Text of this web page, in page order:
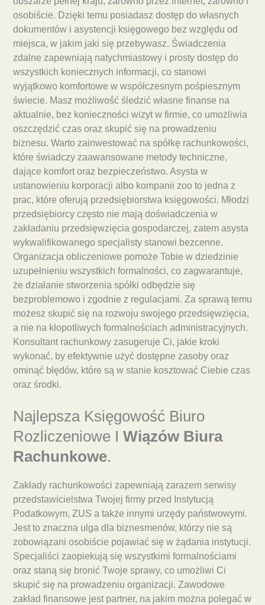
osobiście. Dzięki temu posiadasz dostęp do własnych
dokumentów i asystencji księgowego bez względu od
miejsca, w jakim jaki się przebywasz. Świadczenia
zdalne zapewniają natychmiastowy i prosty dostęp do
wszystkich koniecznych informacji, co stanowi
wyjątkowo komfortowe w współczesnym pośpiesznym
świecie. Masz możliwość śledzić własne finanse na
aktualnie, bez konieczności wizyt w firmie, co umożliwia
oszczędzić czas oraz skupić się na prowadzeniu
biznesu. Warto zainwestować na spółkę rachunkowości,
które świadczy zaawansowane metody techniczne,
dające komfort oraz bezpieczeństwo. Asysta w
ustanowieniu korporacji albo kompanii zoo to jedna z
prac, które oferują przedsiębiorstwa księgowości. Młodzi
przedsiębiorcy często nie mają doświadczenia w
zakładaniu przedsięwzięcia gospodarczej, zatem asysta
wykwalifikowanego specjalisty stanowi bezcenne.
Organizacja obliczeniowe pomoże Tobie w dziedzinie
uzupełnieniu wszystkich formalności, co zagwarantuje,
że działanie stworzenia spółki odbędzie się
bezproblemowo i zgodnie z regulacjami. Za sprawą temu
możesz skupić się na rozwoju swojego przedsięwzięcia,
a nie na kłopotliwych formalnościach administracyjnych.
Konsultant rachunkowy zasugeruje Ci, jakie kroki
wykonać, by efektywnie użyć dostępne zasoby oraz
ominąć błędów, które są w stanie kosztować Ciebie czas
oraz środki.
Najlepsza Księgowość Biuro
Rozliczeniowe I Wiązów Biura
Rachunkowe.
Zakłady rachunkowości zapewniają zarazem serwisy
przedstawicielstwa Twojej firmy przed Instytucją
Podatkowym, ZUS a także innymi urzędy państwowymi.
Jest to znaczna ulga dla biznesmenów, którzy nie są
zobowiązani osobiście pojawiać się w żądania instytucji.
Specjaliści zaopiekują się wszystkimi formalnościami
oraz staną się bronić Twoje sprawy, co umożliwi Ci
skupić się na prowadzeniu organizacji. Zawodowe
zakład finansowe jest partner, na jakim można polegać w